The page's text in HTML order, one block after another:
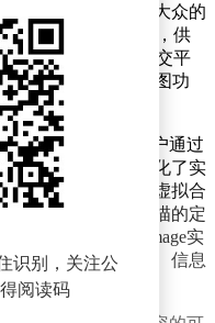
室推出的首款面向大众的
ta AI应用程序中，供
、WhatsApp两大社交平
即可直接调用AI绘图功
语言交互设计，用户通过
容。该工具特别强化了实
与全球历史地标的虚拟合
，甚至能生成可扫描的定
染缺陷，Muse Image实
用于制作操作指南、信息
识别，关注公
阅读码